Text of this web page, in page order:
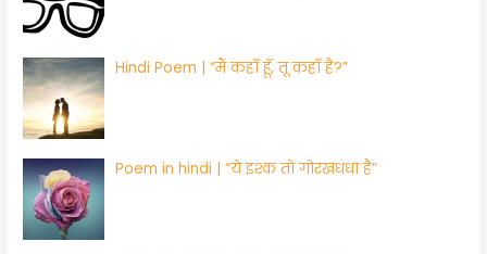
Hindi Poem | “मैं कहाँ हूँ, तू कहाँ है?”
Poem in hindi | “ये इश्क तो गोरखधंधा है”